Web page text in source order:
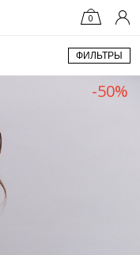
0
ФИЛЬТРЫ
-50%